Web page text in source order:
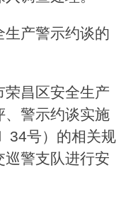
生产警示约谈的
荣昌区安全生产
、警示约谈实施
34号）的相关规
巡警支队进行安